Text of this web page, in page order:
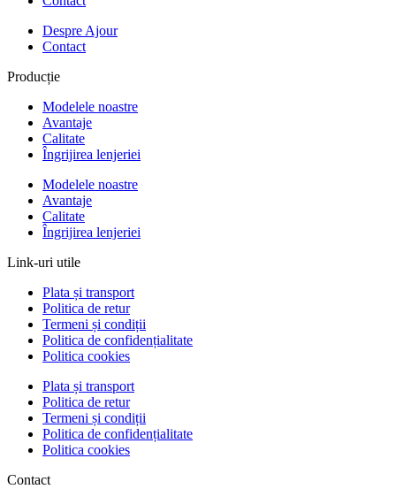
Despre Ajour
Contact
Producție
Modelele noastre
Avantaje
Calitate
Îngrijirea lenjeriei
Modelele noastre
Avantaje
Calitate
Îngrijirea lenjeriei
Link-uri utile
Plata și transport
Politica de retur
Termeni și condiții
Politica de confidențialitate
Politica cookies
Plata și transport
Politica de retur
Termeni și condiții
Politica de confidențialitate
Politica cookies
Contact